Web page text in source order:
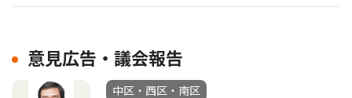
意見広告・議会報告
中区・西区・南区